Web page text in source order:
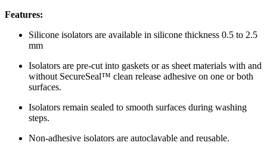
Features:
Silicone isolators are available in silicone thickness 0.5 to 2.5
mm
Isolators are pre-cut into gaskets or as sheet materials with and
without SecureSeal™ clean release adhesive on one or both
surfaces.
Isolators remain sealed to smooth surfaces during washing
steps.
Non-adhesive isolators are autoclavable and reusable.